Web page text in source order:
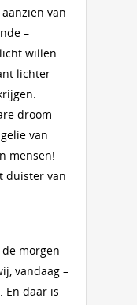
van
–
willen
lichter
droom
van
mensen!
duister van
morgen
vandaag –
En daar is